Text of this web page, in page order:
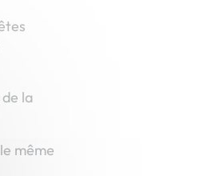
la
même